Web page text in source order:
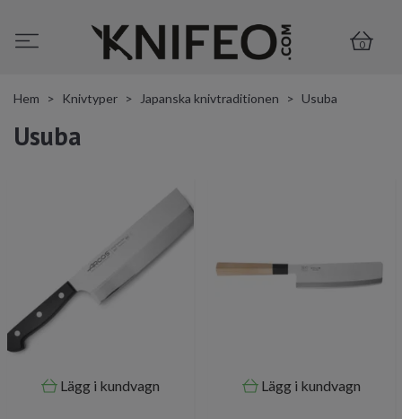
0
Hem Knivtyper Japanska knivtraditionen Usuba
Usuba
Lägg i kundvagn Lägg i kundvagn